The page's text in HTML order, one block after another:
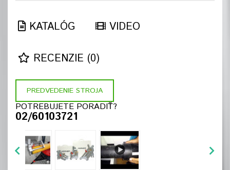
KATALÓG VIDEO
RECENZIE (0)
PREDVEDENIE STROJA
POTREBUJETE PORADIŤ?
02/60103721